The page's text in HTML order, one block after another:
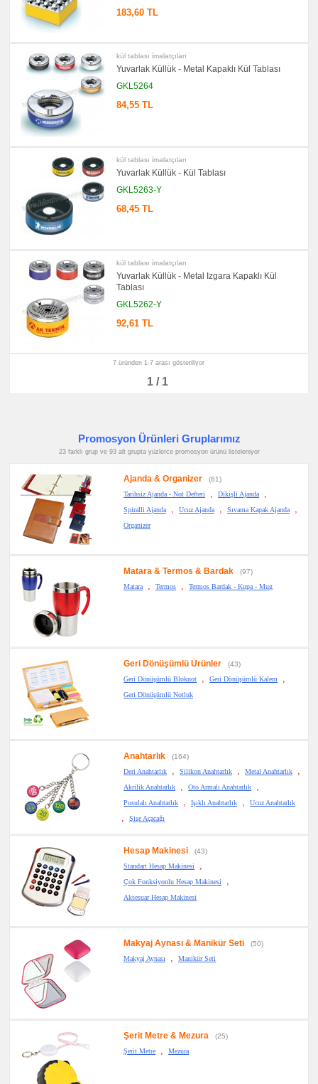
183,60 TL
kül tablası i̇malatçıları
Yuvarlak Küllük - Metal Kapaklı Kül Tablası
GKL5264
84,55 TL
kül tablası i̇malatçıları
Yuvarlak Küllük - Kül Tablası
GKL5263-Y
68,45 TL
kül tablası i̇malatçıları
Yuvarlak Küllük - Metal Izgara Kapaklı Kül
Tablası
GKL5262-Y
92,61 TL
7 üründen 1-7 arası gösteriliyor
1 / 1
Promosyon Ürünleri Gruplarımız
23 farklı grup ve 93 alt grupta yüzlerce promosyon ürünü listeleniyor
Ajanda & Organizer
(61)
Tarihsiz Ajanda - Not Defteri
, Dikişli Ajanda ,
Spiralli Ajanda , Ucuz Ajanda , Sıvama Kapak Ajanda ,
Organizer
Matara & Termos & Bardak
(97)
Matara
, Termos , Termos Bardak - Kupa - Mug
Geri Dönüşümlü Ürünler
(43)
Geri Dönüşümlü Bloknot
, Geri Dönüşümlü Kalem ,
Geri Dönüşümlü Notluk
Anahtarlık
(164)
Deri Anahtarlık
, Silikon Anahtarlık , Metal Anahtarlık ,
Akrilik Anahtarlık , Oto Armalı Anahtarlık ,
Pusulalı Anahtarlık , Işıklı Anahtarlık , Ucuz Anahtarlık
, Şişe Açacağı
Hesap Makinesi
(43)
Standart Hesap Makinesi
,
Çok Fonksiyonlu Hesap Makinesi ,
Aksesuar Hesap Makinesi
Makyaj Aynası & Manikür Seti
(50)
Makyaj Aynası
, Manikür Seti
Şerit Metre & Mezura
(25)
Şerit Metre
, Mezura
promosyon
Hesap
Makyaj
Aynası
Manikür
Seti
promosyon
Şerit
Metre
promosyon
Çakı
El
Feneri
promosyon
Masa
promosyon
PowerBank
Kablosu
promosyon
Flash
Bellek
Kalemlik
promosyon
Kartvizitlik
promosyon
Radyo
promosyon
Takvim
&
promosyon
Bardak
Altlığı
Para
Tabağı
promosyon
&
Sekreter
Bloknot
promosyon
Masa
Seti
&
promosyon
Yapışkan
Notluk
Seti
&
Not
Tutucu
Aksesuarları
promosyon
Diğer
Ürünler